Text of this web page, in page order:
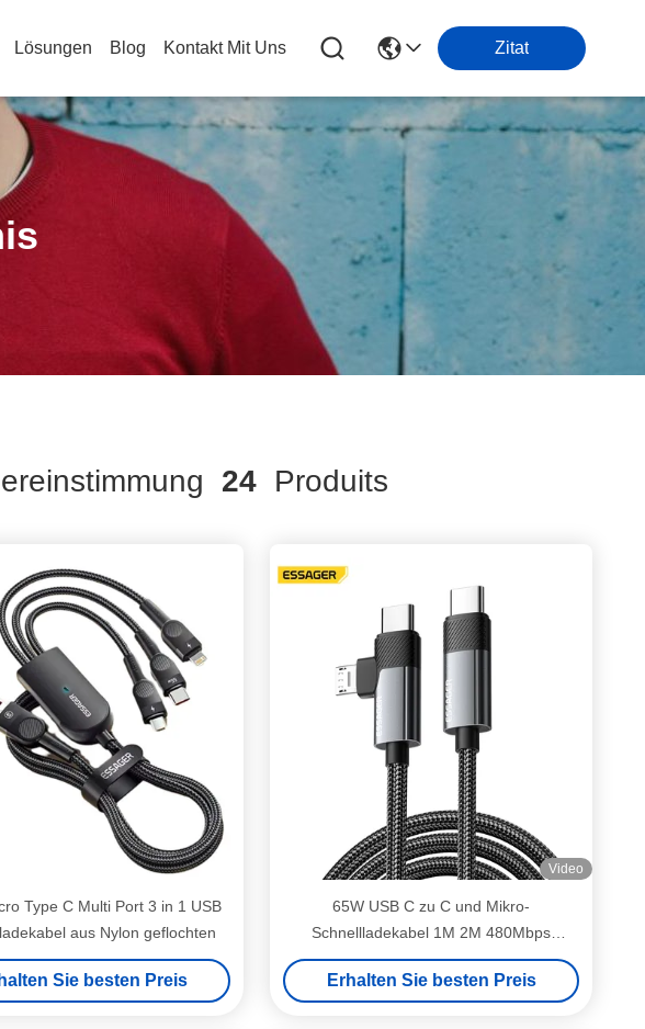
Lösungen Blog Kontakt Mit Uns Zitat
24 Produits
Type C Multi Port 3 in 1 USB
aus Nylon geflochten
Sie besten Preis
Video
65W USB C zu C und Mikro-
Schnellladekabel 1M 2M 480Mbps
Datenübertragung
Erhalten Sie besten Preis